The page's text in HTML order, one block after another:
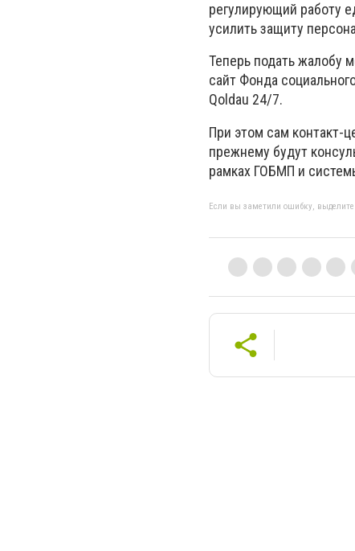
регулирующий работу
усилить защиту
Теперь подать жалобу
сайт Фонда
Qoldau 24/7.
При этом сам контакт-
прежнему будут
рамках ГОБМП и
Если вы заметили ошибку,